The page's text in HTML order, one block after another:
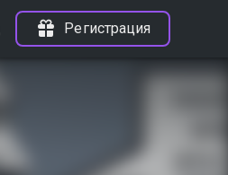
Регистрация